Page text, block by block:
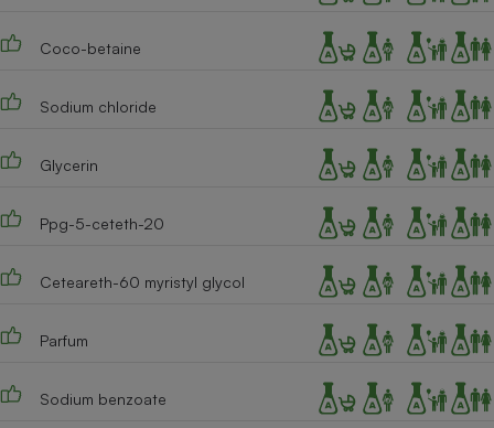
Coco-betaine
Sodium chloride
Glycerin
Ppg-5-ceteth-20
Ceteareth-60 myristyl glycol
Parfum
Sodium benzoate
Climatiseur -
Ventilateur
Cafetière à expressos
Antivirus